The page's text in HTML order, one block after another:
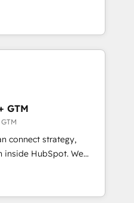
and creative
impact and
full-
the HubSpot
globally
frameworks that
integrations,
with change-
With 6 key
experience across
GTM
connect strategy,
HubSpot. We
fall short by
technical execution to
right solution. As the